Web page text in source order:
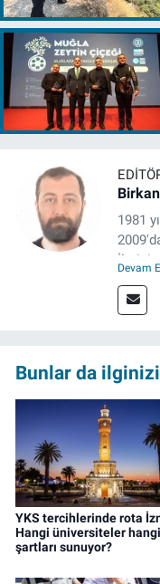
1981
ve
Devam
Bunlar da
YKS tercihlerinde rota
Hangi üniversiteler hangi
şartları sunuyor?